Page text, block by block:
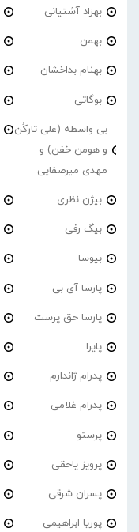
بهزاد آشتیانی
بهمن
بهنام بداخشان
بوگاتی
بی واسطه (علی تارکُن
و هومن خفن) و
مهدی میرصفایی
بیژن نظری
بیگ رفی
بیوسا
پارسا آی بی
پارسا حق پرست
پایرا
پدرام ژاندارم
پدرام غلامی
پرستو
پرویز یاحقی
پسران شرقی
پوریا ابراهیمی